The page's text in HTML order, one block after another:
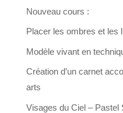
Nouveau cours :
Placer les ombres et les
Modèle vivant en
Création d’un carnet
arts
Visages du Ciel – Pastel